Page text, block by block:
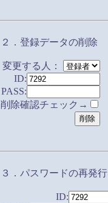
２．登録データの削除
変更する人：
ID:
PASS:
削除確認チェック→
３．パスワードの再発行
ID: